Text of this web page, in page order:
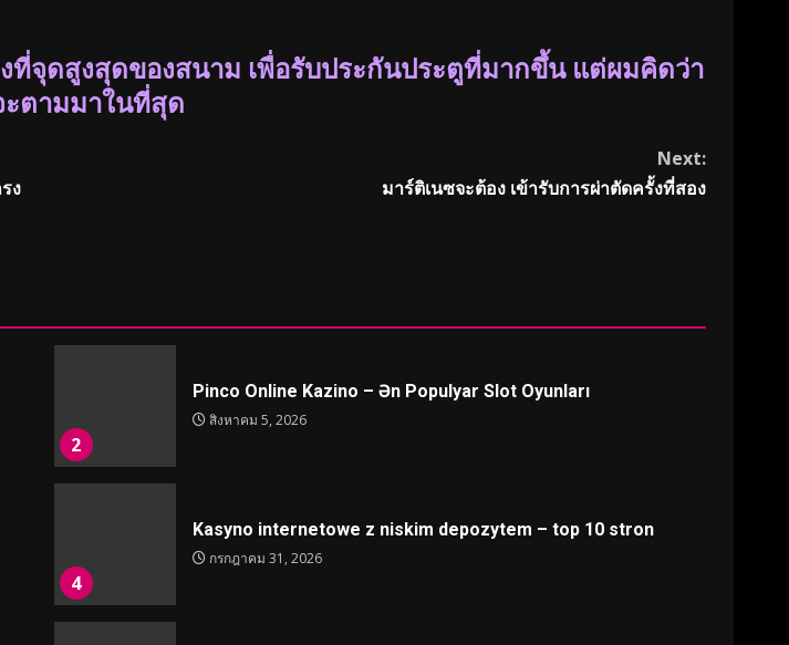
ที่จุดสูงสุดของสนาม เพื่อรับประกันประตูที่มากขึ้น แต่ผมคิดว่า
ตามมาในที่สุด
ง
Next:
มาร์ติเนซจะต้อง เข้ารับการผ่าตัดครั้งที่สอง
2
Pinco Online Kazino – Ən Populyar Slot Oyunları
สิงหาคม 5, 2026
4
Kasyno internetowe z niskim depozytem – top 10 stron
กรกฎาคม 31, 2026